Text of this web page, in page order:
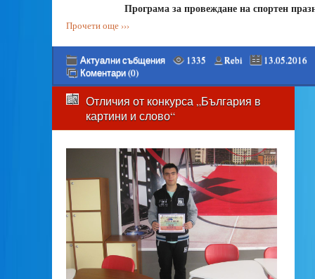
Програма за провеждане на спортен
Прочети още ›››
Актуални събщения 1335 Rebi
13.05.2016
Коментари (0)
Отличия от конкурса „България в
картини и слово“